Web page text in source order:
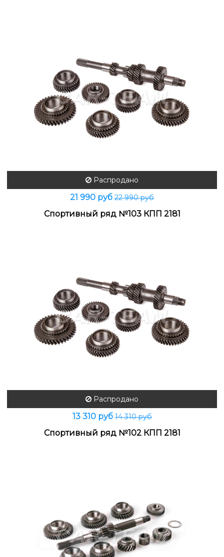
Распродано
21 990 руб 22 990 руб
Спортивный ряд №103 КПП 2181
Распродано
13 310 руб14 310 руб
Спортивный ряд №102 КПП 2181